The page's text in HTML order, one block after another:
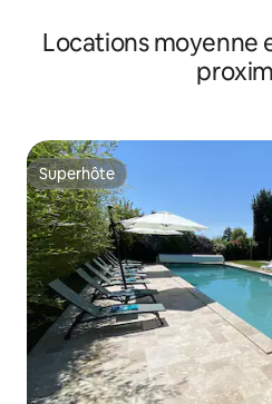
Locations moyenne
Superhôte
Superhôte